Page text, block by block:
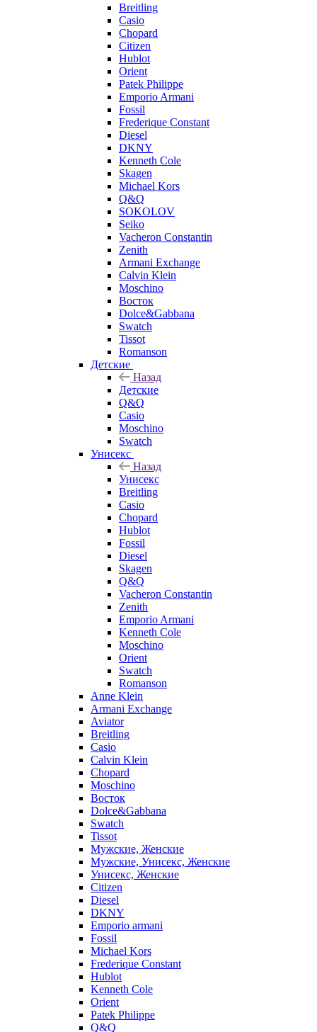
Breitling
Casio
Chopard
Citizen
Hublot
Orient
Patek Philippe
Emporio Armani
Fossil
Frederique Constant
Diesel
DKNY
Kenneth Cole
Skagen
Michael Kors
Q&Q
SOKOLOV
Seiko
Vacheron Constantin
Zenith
Armani Exchange
Calvin Klein
Moschino
Восток
Dolce&Gabbana
Swatch
Tissot
Romanson
Детские
Назад
Детские
Q&Q
Casio
Moschino
Swatch
Унисекс
Назад
Унисекс
Breitling
Casio
Chopard
Hublot
Fossil
Diesel
Skagen
Q&Q
Vacheron Constantin
Zenith
Emporio Armani
Kenneth Cole
Moschino
Orient
Swatch
Romanson
Anne Klein
Armani Exchange
Aviator
Breitling
Casio
Calvin Klein
Chopard
Moschino
Восток
Dolce&Gabbana
Swatch
Tissot
Мужские, Женские
Мужские, Унисекс, Женские
Унисекс, Женские
Citizen
Diesel
DKNY
Emporio armani
Fossil
Michael Kors
Frederique Constant
Hublot
Kenneth Cole
Orient
Patek Philippe
Q&Q